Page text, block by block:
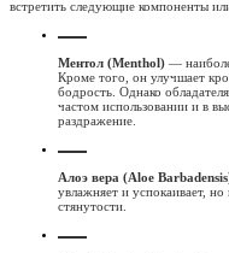
встретить следующие компоненты
Ментол (Menthol) —
Кроме того, он улучшает
бодрость. Однако
частом использовании и в
раздражение.
Алоэ вера (Aloe
увлажняет и успокаивает,
стянутости.